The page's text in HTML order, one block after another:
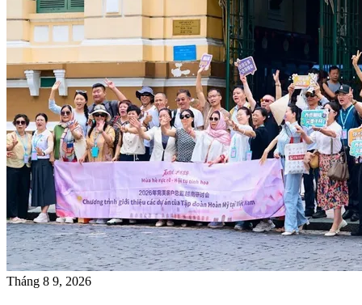
Tháng 8 9, 2026